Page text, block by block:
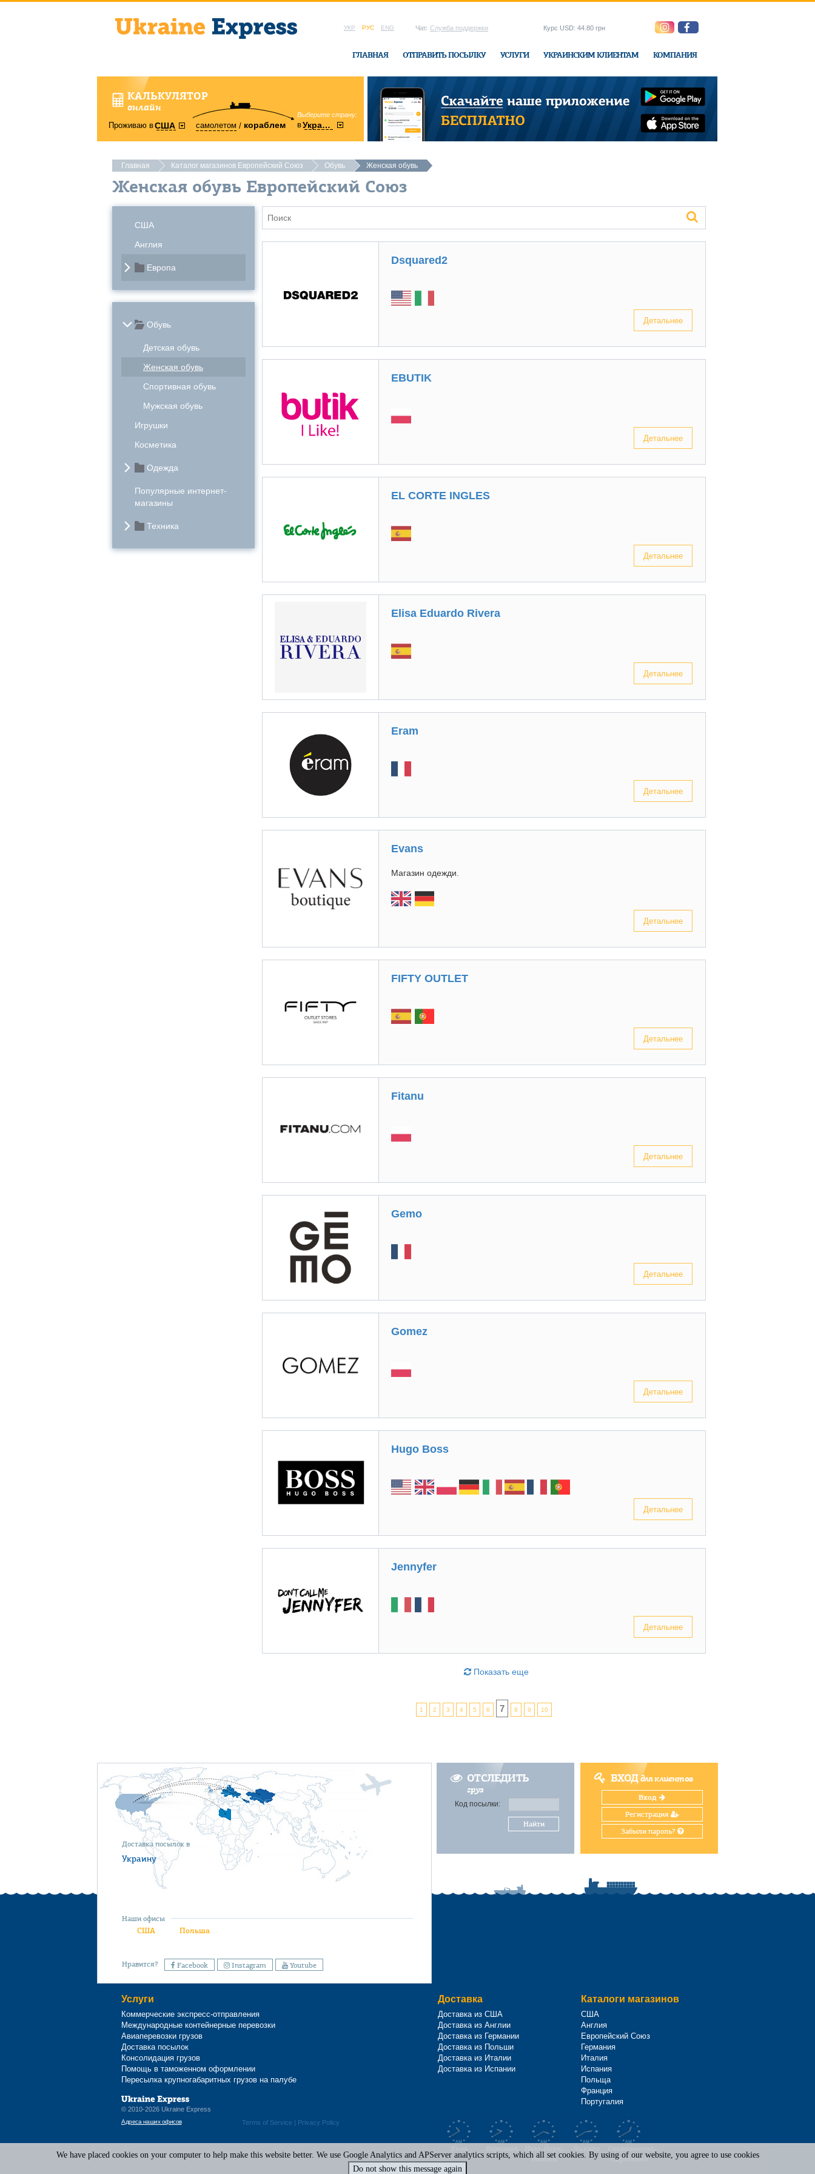
УКР РУС ENG Чат: Служба поддержки
ГЛАВНАЯ ОТПРАВИТЬ ПОСЫЛКУ УСЛУГИ УКРАИНСКИМ КЛИЕНТАМ КОМПАНИЯ
Курс USD: 44.80 грн
КАЛЬКУЛЯТОР
онлайн
Проживаю вСША самолетом кораблем
Выберите страну:
вУкраину
область:
Винницкая в офисе Ukraine-Express
Главная Каталог магазинов Европейский Союз Обувь Женская обувь
Женская обувь Европейский Союз
США
Англия
Европа
Обувь
Детская обувь
Женская обувь
Спортивная обувь
Мужская обувь
Игрушки
Косметика
Одежда
Популярные интернет-
магазины
Техника
Dsquared2
Детальнее
EBUTIK
Детальнее
EL CORTE INGLES
Детальнее
Elisa Eduardo Rivera
Детальнее
Eram
Детальнее
Еvans
Магазин одежди.
Детальнее
FIFTY OUTLET
Детальнее
Fitanu
Детальнее
Gemo
Детальнее
Gomez
Детальнее
Hugo Boss
Детальнее
Jennyfer
Детальнее
Показать еще
1 2 3 4 5 6 7 8 9 10
ОТСЛЕДИТЬ
груз
Код посылки:
Найти
ВХОДдля клиентов
Вход
Регистрация
Забыли пароль?
Доставка посылок в
Украину
Наши офисы
США Польша
Нравится? Facebook Instagram Youtube
Услуги
Коммерческие экспресс-отправления
Международные контейнерные перевозки
Авиаперевозки грузов
Доставка посылок
Консолидация грузов
Помощь в таможенном оформлении
Пересылка крупногабаритных грузов на палубе
Terms of Service | Privacy Policy
© 2010-2026 Ukraine Express
Адреса наших офисов
Доставка
Доставка из США
Доставка из Англии
Доставка из Германии
Доставка из Польши
Доставка из Италии
Доставка из Испании
Каталоги магазинов
США
Англия
Европейский Союз
Германия
Италия
Испания
Польща
Франция
Португалия
Маями
Портланд
We have placed cookies on your computer to help make this website better. We use Google Analytics and APServer analytics scripts, which all set cookies. By using of our website, you agree to use cookies
Do not show this message again